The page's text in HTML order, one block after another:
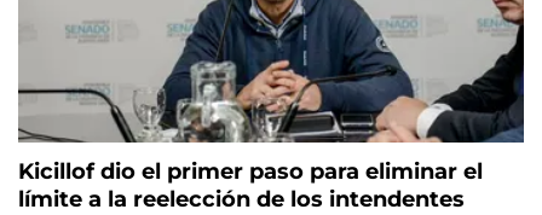
Kicillof dio el primer paso para eliminar el
límite a la reelección de los intendentes